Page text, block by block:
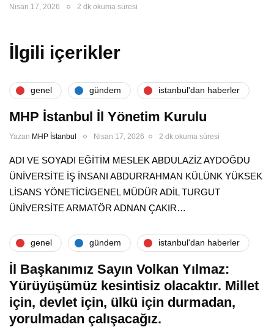
Nisan 17, 2026 2 dk okuma süresi
İlgili içerikler
genel gündem i̇stanbul'dan haberler
MHP İstanbul İl Yönetim Kurulu
Yazan MHP İstanbul Nisan 17, 2026 2 dk okuma süresi
ADI VE SOYADI EĞİTİM MESLEK ABDULAZİZ AYDOĞDU
ÜNİVERSİTE İŞ İNSANI ABDURRAHMAN KÜLÜNK YÜKSEK
LİSANS YÖNETİCİ/GENEL MÜDÜR ADİL TURGUT
ÜNİVERSİTE ARMATÖR ADNAN ÇAKIR…
genel gündem i̇stanbul'dan haberler
İl Başkanımız Sayın Volkan Yılmaz:
Yürüyüşümüz kesintisiz olacaktır. Millet
için, devlet için, ülkü için durmadan,
yorulmadan çalışacağız.